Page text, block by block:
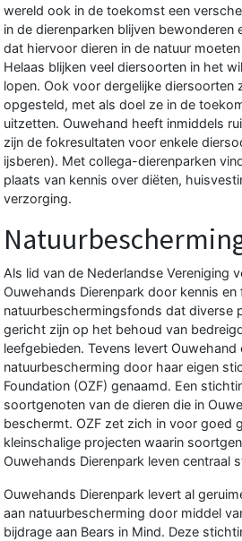
wereld ook in de toekomst een
in de dierenparken blijven bewonderen
dat hiervoor dieren in de natuur
Helaas blijken veel diersoorten in het
lopen. Ook voor dergelijke diersoorten
opgesteld, met als doel ze in de
uitzetten. Ouwehand heeft inmiddels
zijn de fokresultaten voor enkele
ijsberen). Met collega-dierenparken
plaats van kennis over diëten,
verzorging.
Als lid van de Nederlandse Vereniging
Ouwehands Dierenpark door kennis en
natuurbeschermingsfonds dat diverse
gericht zijn op het behoud van
leefgebieden. Tevens levert Ouwehand
natuurbescherming door haar eigen
Foundation (OZF) genaamd. Een
soortgenoten van de dieren die in
beschermt. OZF zet zich in voor goed
kleinschalige projecten waarin
Ouwehands Dierenpark leven centraal
Ouwehands Dierenpark levert al
aan natuurbescherming door middel
bijdrage aan Bears in Mind. Deze